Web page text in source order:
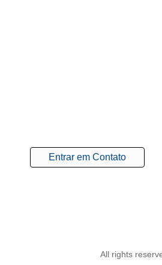
Entrar em Contato
All rights